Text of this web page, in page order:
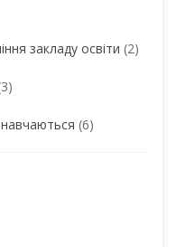
закладу освіти (2)
навчаються (6)